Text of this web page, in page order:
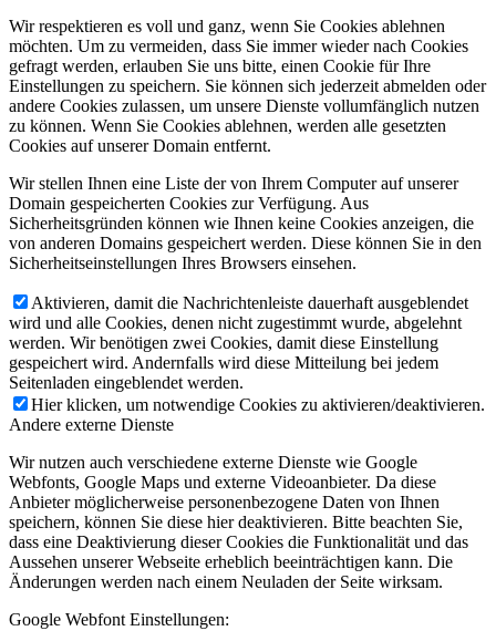
Wir respektieren es voll und ganz, wenn Sie Cookies ablehnen
möchten. Um zu vermeiden, dass Sie immer wieder nach Cookies
gefragt werden, erlauben Sie uns bitte, einen Cookie für Ihre
Einstellungen zu speichern. Sie können sich jederzeit abmelden oder
andere Cookies zulassen, um unsere Dienste vollumfänglich nutzen
zu können. Wenn Sie Cookies ablehnen, werden alle gesetzten
Cookies auf unserer Domain entfernt.
Wir stellen Ihnen eine Liste der von Ihrem Computer auf unserer
Domain gespeicherten Cookies zur Verfügung. Aus
Sicherheitsgründen können wie Ihnen keine Cookies anzeigen, die
von anderen Domains gespeichert werden. Diese können Sie in den
Sicherheitseinstellungen Ihres Browsers einsehen.
Aktivieren, damit die Nachrichtenleiste dauerhaft ausgeblendet
wird und alle Cookies, denen nicht zugestimmt wurde, abgelehnt
werden. Wir benötigen zwei Cookies, damit diese Einstellung
gespeichert wird. Andernfalls wird diese Mitteilung bei jedem
Seitenladen eingeblendet werden.
Hier klicken, um notwendige Cookies zu aktivieren/deaktivieren.
Andere externe Dienste
Wir nutzen auch verschiedene externe Dienste wie Google
Webfonts, Google Maps und externe Videoanbieter. Da diese
Anbieter möglicherweise personenbezogene Daten von Ihnen
speichern, können Sie diese hier deaktivieren. Bitte beachten Sie,
dass eine Deaktivierung dieser Cookies die Funktionalität und das
Aussehen unserer Webseite erheblich beeinträchtigen kann. Die
Änderungen werden nach einem Neuladen der Seite wirksam.
Google Webfont Einstellungen: